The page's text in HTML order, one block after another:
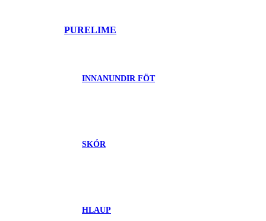
PURELIME
INNANUNDIR FÖT
SKÓR
HLAUP